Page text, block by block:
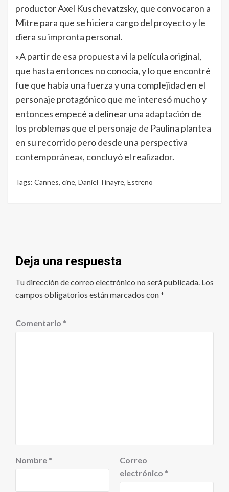
productor Axel Kuschevatzsky, que convocaron a
Mitre para que se hiciera cargo del proyecto y le
diera su impronta personal.
«A partir de esa propuesta vi la pelí­cula original,
que hasta entonces no conocía, y lo que encontré
fue que habí­a una fuerza y una complejidad en el
personaje protagónico que me interesó mucho y
entonces empecé a delinear una adaptación de
los problemas que el personaje de Paulina plantea
en su recorrido pero desde una perspectiva
contemporánea», concluyó el realizador.
Tags: Cannes, cine, Daniel Tinayre, Estreno
Deja una respuesta
Tu dirección de correo electrónico no será publicada. Los
campos obligatorios están marcados con*
Comentario *
Nombre *
Correo
electrónico *